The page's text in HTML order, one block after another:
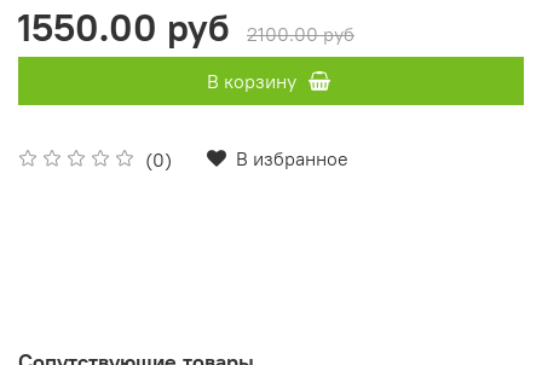
(0) В избранное
1550.00 руб
2100.00 руб
В корзину